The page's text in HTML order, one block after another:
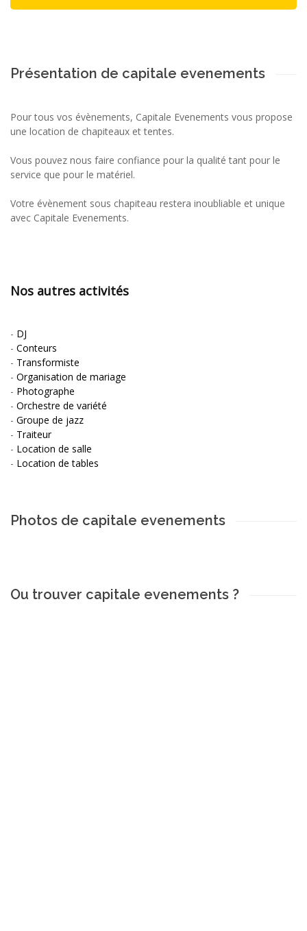
Présentation de capitale evenements
Pour tous vos évènements, Capitale Evenements vous propose
une location de chapiteaux et tentes.
Vous pouvez nous faire confiance pour la qualité tant pour le
service que pour le matériel.
Votre évènement sous chapiteau restera inoubliable et unique
avec Capitale Evenements.
Nos autres activités
- DJ
- Conteurs
- Transformiste
- Organisation de mariage
- Photographe
- Orchestre de variété
- Groupe de jazz
- Traiteur
- Location de salle
- Location de tables
Photos de capitale evenements
Ou trouver capitale evenements ?